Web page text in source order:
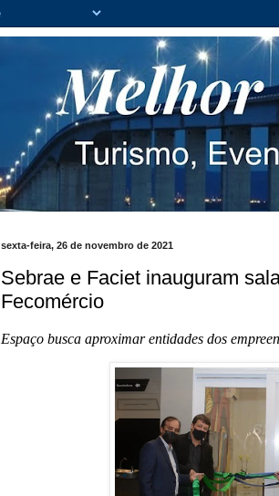
sexta-feira, 26 de novembro de 2021
Sebrae e Faciet inauguram
Fecomércio
Espaço busca aproximar entidades dos